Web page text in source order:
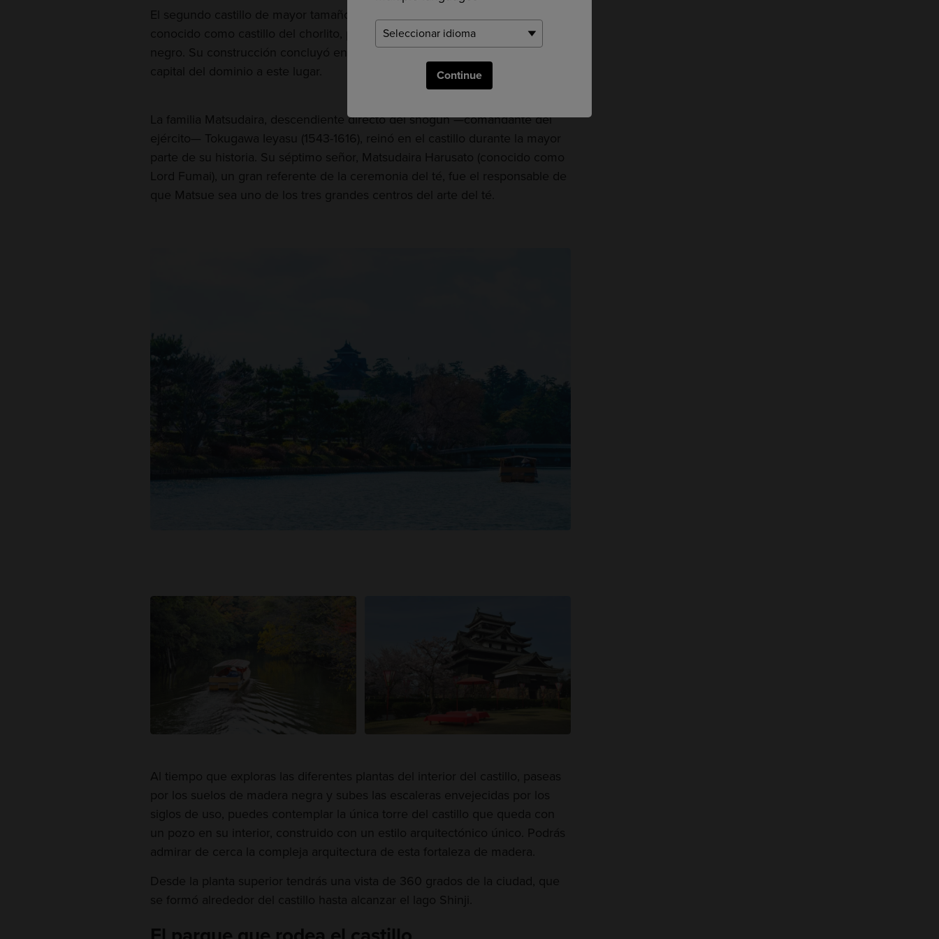
Continue
El segundo castillo de mayor tamaño que se conserva en Japón también es
conocido como castillo del chorlito, por su forma y su exterior en color
negro. Su construcción concluyó en 1611, cuando se decidió trasladar la
capital del dominio a este lugar.
La familia Matsudaira, descendiente directo del shogun —comandante del
ejército— Tokugawa Ieyasu (1543-1616), reinó en el castillo durante la mayor
parte de su historia. Su séptimo señor, Matsudaira Harusato (conocido como
Lord Fumai), un gran referente de la ceremonia del té, fue el responsable de
que Matsue sea uno de los tres grandes centros del arte del té.
Al tiempo que exploras las diferentes plantas del interior del castillo, paseas
por los suelos de madera negra y subes las escaleras envejecidas por los
siglos de uso, puedes contemplar la única torre del castillo que queda con
un pozo en su interior, construido con un estilo arquitectónico único. Podrás
admirar de cerca la compleja arquitectura de esta fortaleza de madera.
Desde la planta superior tendrás una vista de 360 grados de la ciudad, que
se formó alrededor del castillo hasta alcanzar el lago Shinji.